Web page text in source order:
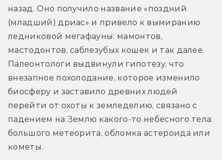
назад. Оно получило название «поздний
(младший) дриас» и привело к вымиранию
ледниковой мегафауны: мамонтов,
мастодонтов, саблезубых кошек и так далее.
Палеонтологи выдвинули гипотезу, что
внезапное похолодание, которое изменило
биосферу и заставило древних людей
перейти от охоты к земледелию, связано с
падением на Землю какого-то небесного тела:
большого метеорита, обломка астероида или
кометы.